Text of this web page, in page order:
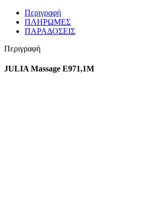
Περιγραφή
ΠΛΗΡΩΜΕΣ
ΠΑΡΑΔΟΣΕΙΣ
Περιγραφή
JULIA Massage E971,1M